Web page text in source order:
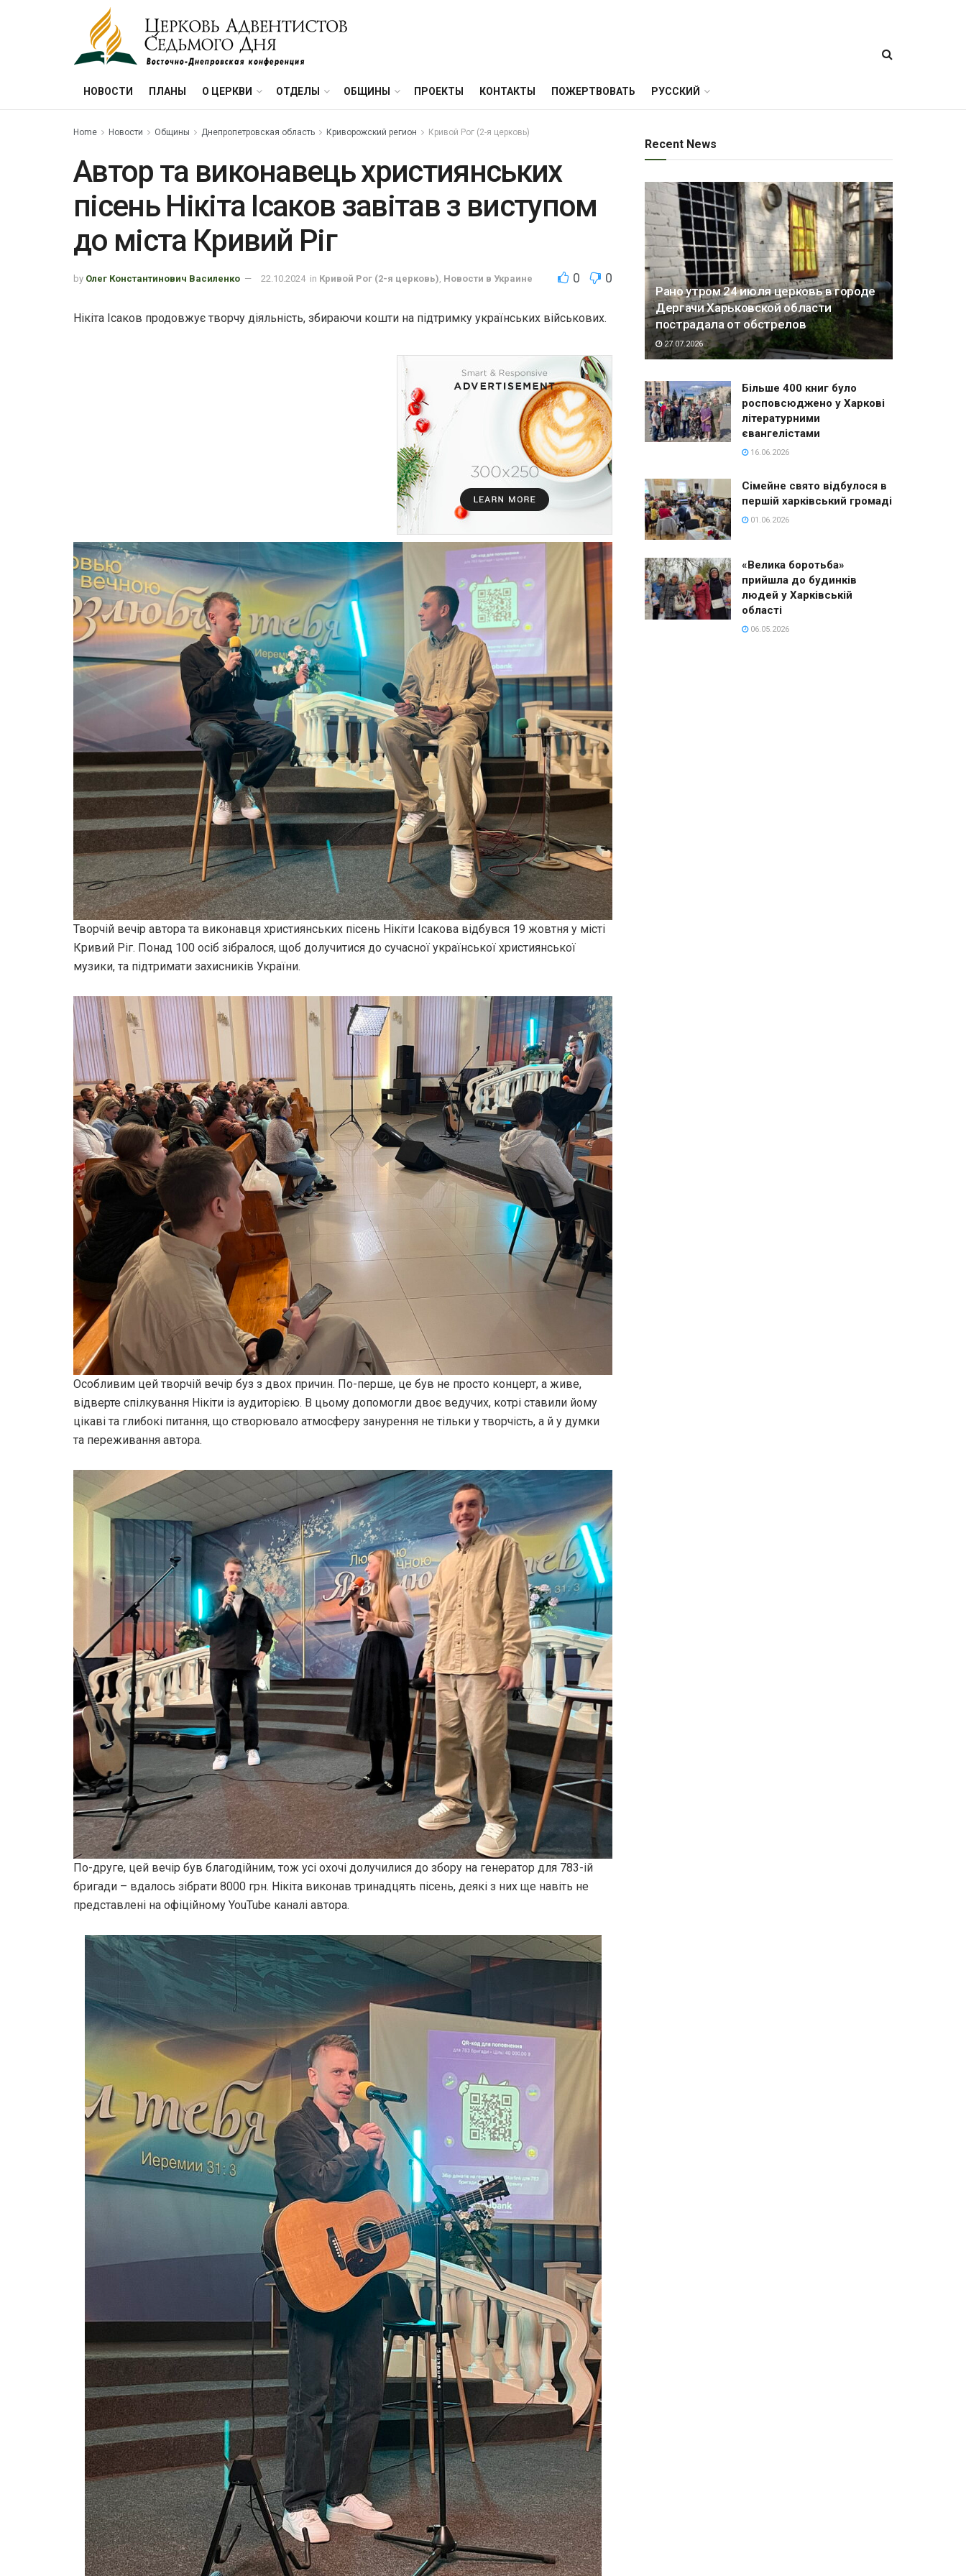
НОВОСТИ ПЛАНЫ О ЦЕРКВИ ОТДЕЛЫ ОБЩИНЫ ПРОЕКТЫ КОНТАКТЫ ПОЖЕРТВОВАТЬ РУССКИЙ
Home Новости Общины Днепропетровская область Криворожский регион Кривой Рог (2-я церковь)
Автор та виконавець християнських
пісень Нікіта Ісаков завітав з виступом
до міста Кривий Ріг
by Олег Константинович Василенко 22.10.2024 in Кривой Рог (2-я церковь) Новости в Украине 0 0
Нікіта Ісаков продовжує творчу діяльність, збираючи кошти на підтримку українських військових.
Творчій вечір автора та виконавця християнських пісень Нікіти Ісакова відбувся 19 жовтня у місті
Кривий Ріг. Понад 100 осіб зібралося, щоб долучитися до сучасної української християнської
музики, та підтримати захисників України.
Особливим цей творчій вечір буз з двох причин. По-перше, це був не просто концерт, а живе,
відверте спілкування Нікіти із аудиторією. В цьому допомогли двоє ведучих, котрі ставили йому
цікаві та глибокі питання, що створювало атмосферу занурення не тільки у творчість, а й у думки
та переживання автора.
По-друге, цей вечір був благодійним, тож усі охочі долучилися до збору на генератор для 783-ій
бригади – вдалось зібрати 8000 грн. Нікіта виконав тринадцять пісень, деякі з них ще навіть не
представлені на офіційному YouTube каналі автора.
Recent News
Рано утром 24 июля церковь в городе
Дергачи Харьковской области
пострадала от обстрелов
27.07.2026
Більше 400 книг було
росповсюджено у Харкові
літературними
євангелістами
16.06.2026
Сімейне свято відбулося в
першій харківський громаді
01.06.2026
«Велика боротьба»
прийшла до будинків
людей у Харківській
області
06.05.2026